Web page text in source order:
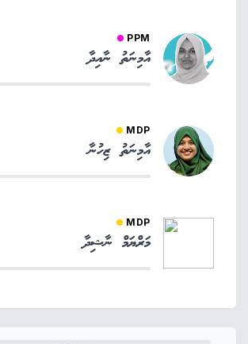
PPM
އާމިނަތު ނާއިދާ
MDP
އާމިނަތު ޒިހުނާ
MDP
މަރްޔަމް ނާޝިދާ